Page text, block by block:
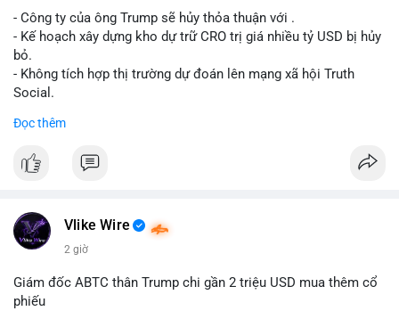
Lời khuyên cho nhà đầu tư nhỏ lẻ: Theo dõi xác nhận giao dịch
và dòng tiền tiếp theo từ ví nguồn. Khối lượng này chưa đủ tạo
áp lực bán mạnh, nhưng nếu xuất hiện thêm 2-3 giao dịch
tương tự trong 24 giờ tới, khả năng cao là sóng điều chỉnh
ở vùng giá hiện tại.
#12dot1btc #786kusd
- Công ty của ông Trump sẽ hủy thỏa thuận với .
- Kế hoạch xây dựng kho dự trữ CRO trị giá nhiều tỷ USD bị hủy
bỏ.
- Không tích hợp thị trường dự đoán lên mạng xã hội Truth
Social.
#binancesquare
$cro
📰 Nguồn: Cointelegraph
Đọc thêm
Vlike Wire
2 giờ
Giám đốc ABTC thân Trump chi gần 2 triệu USD mua thêm cổ
phiếu